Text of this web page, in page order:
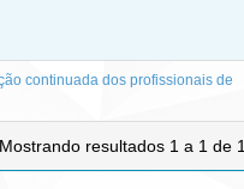
continuada dos profissionais de
Mostrando resultados 1 a 1 de 1